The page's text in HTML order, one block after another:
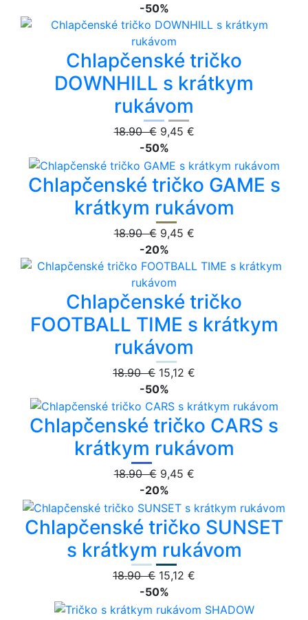
-50%
Chlapčenské tričko
DOWNHILL s krátkym
rukávom
18.90 € 9,45 €
-50%
Chlapčenské tričko GAME s
krátkym rukávom
18.90 € 9,45 €
-20%
Chlapčenské tričko
FOOTBALL TIME s krátkym
rukávom
18.90 € 15,12 €
-50%
Chlapčenské tričko CARS s
krátkym rukávom
18.90 € 9,45 €
-20%
Chlapčenské tričko SUNSET
s krátkym rukávom
18.90 € 15,12 €
-50%